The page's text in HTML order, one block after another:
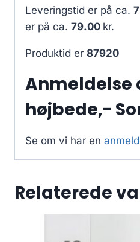
Leveringstid er på ca.
er på ca. 79.00 kr.
Produktid er 87920
Anmeldelse
højbede,-
Se om vi har en
Relaterede